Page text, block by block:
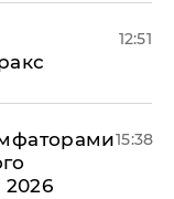
12:51
2026
15:38